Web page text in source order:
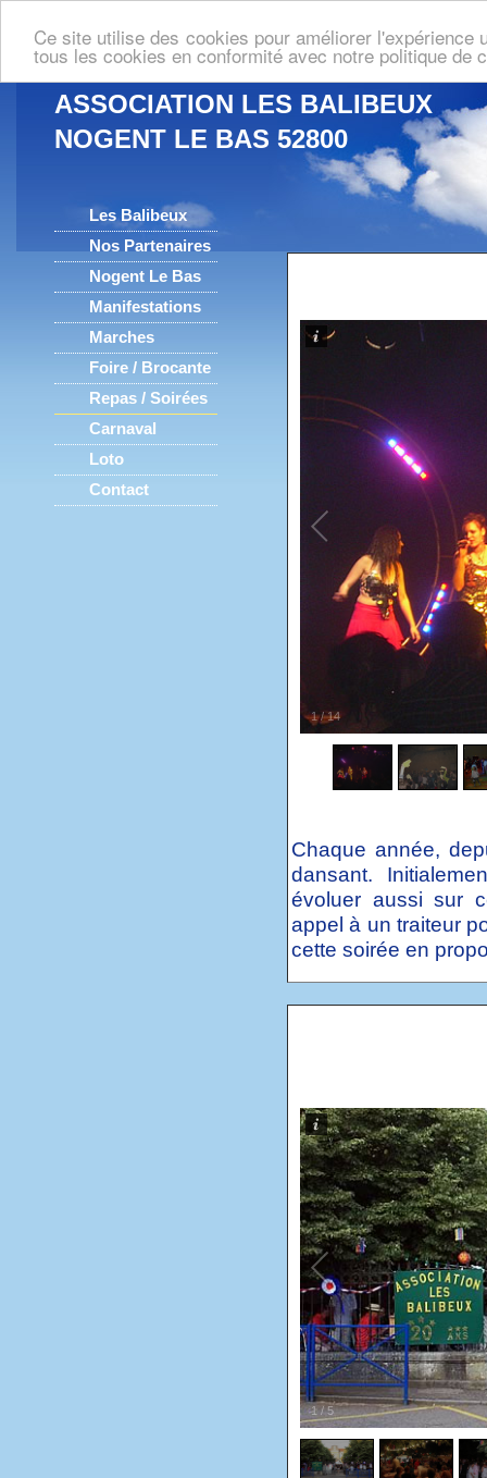
Ce site utilise des cookies pour améliorer
tous les cookies en conformité avec notre politique de
ASSOCIATION LES BALIBEUX
NOGENT LE BAS 52800
Nos Partenaires
Nogent Le Bas
Manifestations
Marches
Foire / Brocante
Repas / Soirées
Carnaval
Loto
Contact
1/14
Chaque année,
dansant.
évoluer aussi sur
appel à un traiteur
cette soirée en
1/5